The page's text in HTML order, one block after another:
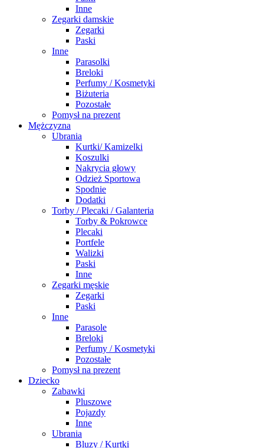
Inne
Zegarki damskie
Zegarki
Paski
Inne
Parasolki
Breloki
Perfumy / Kosmetyki
Biżuteria
Pozostałe
Pomysł na prezent
Mężczyzna
Ubrania
Kurtki/ Kamizelki
Koszulki
Nakrycia głowy
Odzież Sportowa
Spodnie
Dodatki
Torby / Plecaki / Galanteria
Torby & Pokrowce
Plecaki
Portfele
Walizki
Paski
Inne
Zegarki męskie
Zegarki
Paski
Inne
Parasole
Breloki
Perfumy / Kosmetyki
Pozostałe
Pomysł na prezent
Dziecko
Zabawki
Pluszowe
Pojazdy
Inne
Ubrania
Bluzy / Kurtki